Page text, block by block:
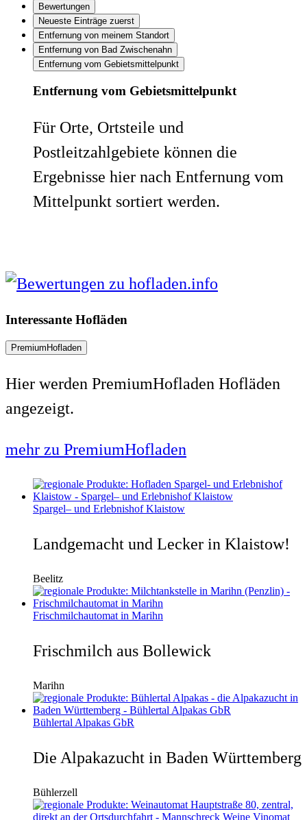
Bewertungen
Neueste Einträge zuerst
Entfernung von meinem Standort
Entfernung von Bad Zwischenahn
Entfernung vom Gebietsmittelpunkt
Entfernung vom Gebietsmittelpunkt
Für Orte, Ortsteile und
Postleitzahlgebiete können die
Ergebnisse hier nach Entfernung vom
Mittelpunkt sortiert werden.
Interessante Hofläden
PremiumHofladen
Hier werden PremiumHofladen Hofläden
angezeigt.
mehr zu PremiumHofladen
Spargel– und Erlebnishof Klaistow
Landgemacht und Lecker in Klaistow!
Beelitz
Frischmilchautomat in Marihn
Frischmilch aus Bollewick
Marihn
Bühlertal Alpakas GbR
Die Alpakazucht in Baden Württemberg
Bühlerzell